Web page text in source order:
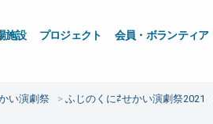
施設 プロジェクト 会員・ボランティア
い演劇祭 ふじのくに⇄せかい演劇祭2021